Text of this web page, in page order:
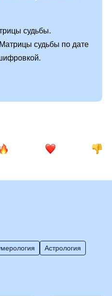
судьбы.
судьбы по дате
Астрология